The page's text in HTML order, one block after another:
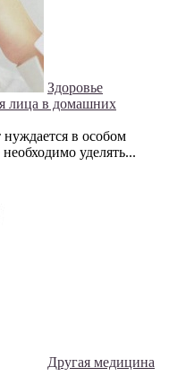
Здоровье
лица в домашних
в особом
уделять...
Другая медицина